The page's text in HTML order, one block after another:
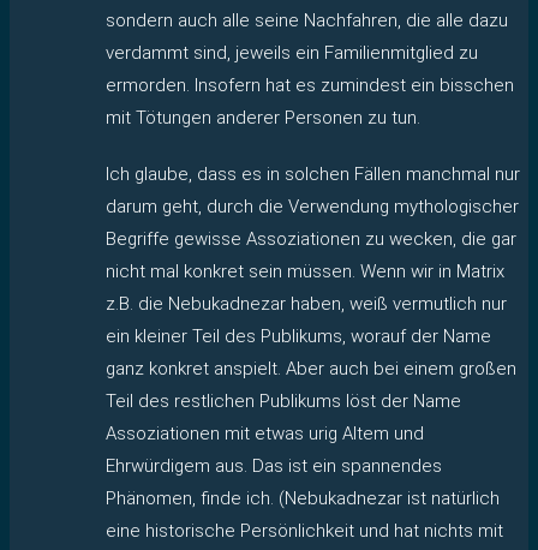
sondern auch alle seine Nachfahren, die alle dazu
verdammt sind, jeweils ein Familienmitglied zu
ermorden. Insofern hat es zumindest ein bisschen
mit Tötungen anderer Personen zu tun.
Ich glaube, dass es in solchen Fällen manchmal nur
darum geht, durch die Verwendung mythologischer
Begriffe gewisse Assoziationen zu wecken, die gar
nicht mal konkret sein müssen. Wenn wir in Matrix
z.B. die Nebukadnezar haben, weiß vermutlich nur
ein kleiner Teil des Publikums, worauf der Name
ganz konkret anspielt. Aber auch bei einem großen
Teil des restlichen Publikums löst der Name
Assoziationen mit etwas urig Altem und
Ehrwürdigem aus. Das ist ein spannendes
Phänomen, finde ich. (Nebukadnezar ist natürlich
eine historische Persönlichkeit und hat nichts mit